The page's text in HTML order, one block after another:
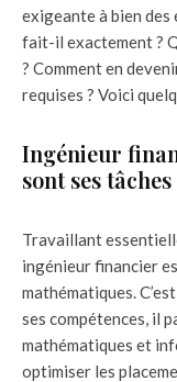
exigeante à bien des
fait-il exactement ?
? Comment en
requises ? Voici
Ingénieur
sont ses tâches
Travaillant
ingénieur financier
mathématiques.
ses compétences, il
mathématiques et
optimiser les